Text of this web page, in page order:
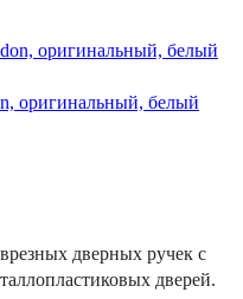
оригинальный, белый
дверных ручек с
дверей.